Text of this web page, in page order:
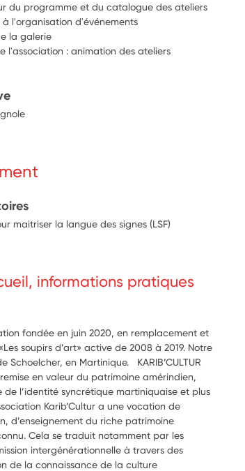
du programme et du catalogue des ateliers
l'organisation d'événements
la galerie
l'association : animation des ateliers
maitriser la langue des signes (LSF)
informations pratiques
fondée en juin 2020, en remplacement et
soupirs d’art» active de 2008 à 2019. Notre
Schoelcher, en Martinique. KARIB’CULTUR
en valeur du patrimoine amérindien,
l’identité syncrétique martiniquaise et plus
Karib’Cultur a une vocation de
d’enseignement du riche patrimoine
Cela se traduit notamment par les
intergénérationnelle à travers des
de la connaissance de la culture